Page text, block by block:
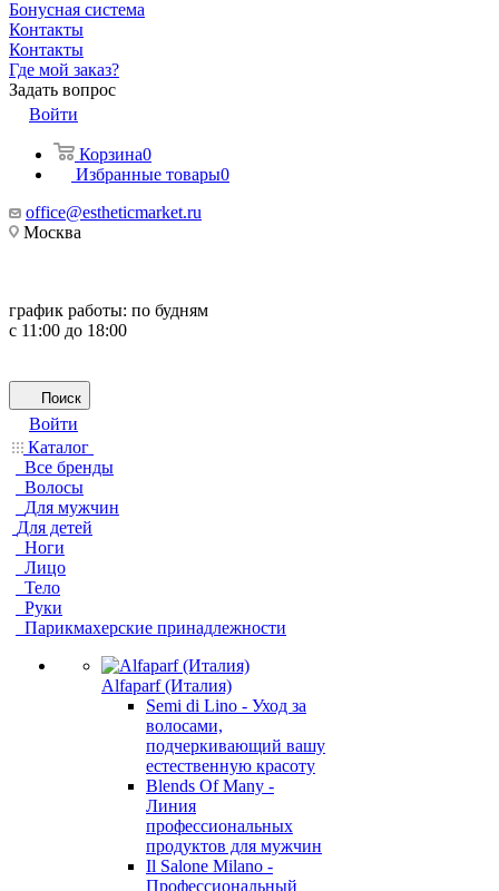
Бонусная система
Контакты
Контакты
Где мой заказ?
Задать вопрос
Войти
Корзина0
Избранные товары0
office@estheticmarket.ru
Москва
график работы: по будням
с 11:00 до 18:00
Поиск
Войти
Каталог
Все бренды
Волосы
Для мужчин
Для детей
Ноги
Лицо
Тело
Руки
Парикмахерские принадлежности
Alfaparf (Италия)
Semi di Lino - Уход за
волосами,
подчеркивающий вашу
естественную красоту
Blends Of Many -
Линия
профессиональных
продуктов для мужчин
Il Salone Milano -
Профессиональный